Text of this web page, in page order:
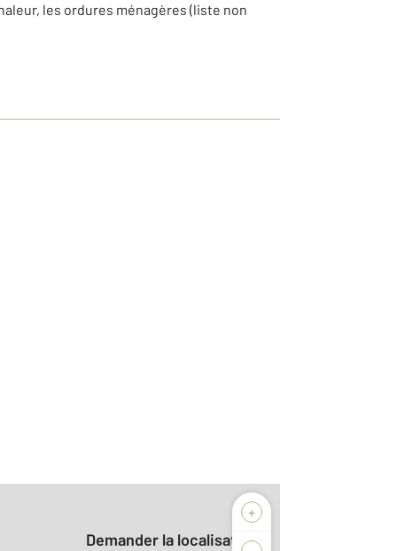
les ordures ménagères (liste non
+
Demander la localisation